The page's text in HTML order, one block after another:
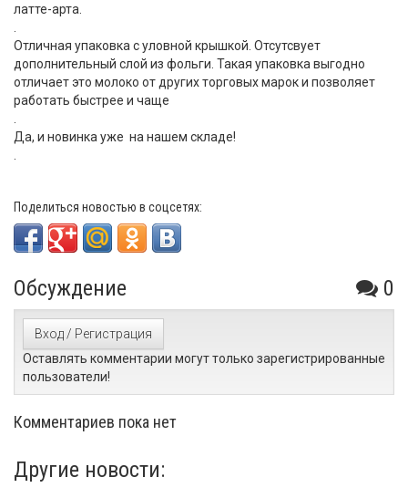
латте-арта.
.
Отличная упаковка с уловной крышкой. Отсутсвует
дополнительный слой из фольги. Такая упаковка выгодно
отличает это молоко от других торговых марок и позволяет
работать быстрее и чаще
.
Да, и новинка уже на нашем складе!
.
Поделиться новостью в соцсетях:
Обсуждение 0
Вход / Регистрация
Оставлять комментарии могут только зарегистрированные
пользователи!
Комментариев пока нет
Другие новости: